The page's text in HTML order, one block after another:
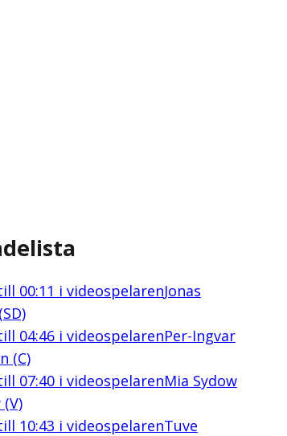
00:11 i videospelarenJonas
04:46i videospelarenPer-Ingvar
(C)
07:40i videospelarenMia Sydow
10:43 i videospelarenTuve